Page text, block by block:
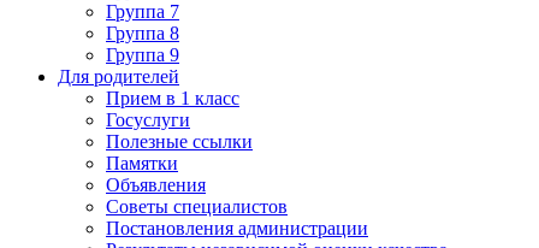
Группа 7
Группа 8
Группа 9
Для родителей
Прием в 1 класс
Госуслуги
Полезные ссылки
Памятки
Объявления
Советы специалистов
Постановления администрации